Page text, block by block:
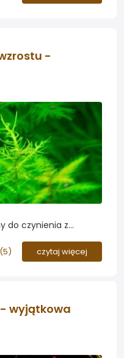
-
do czynienia z
co może być tego
5) czytaj więcej
wyjątkowa